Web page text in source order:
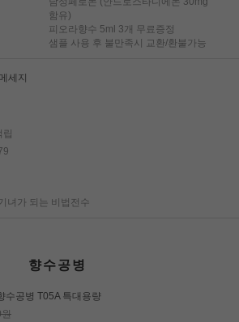
함유)
피오라향수 5ml 3개 무료증정
샘플 사용 후 불만족시 교환/환불가능
세지
립
녀가 되는 비법전수
향수공병
수공병 T05A 특대용량